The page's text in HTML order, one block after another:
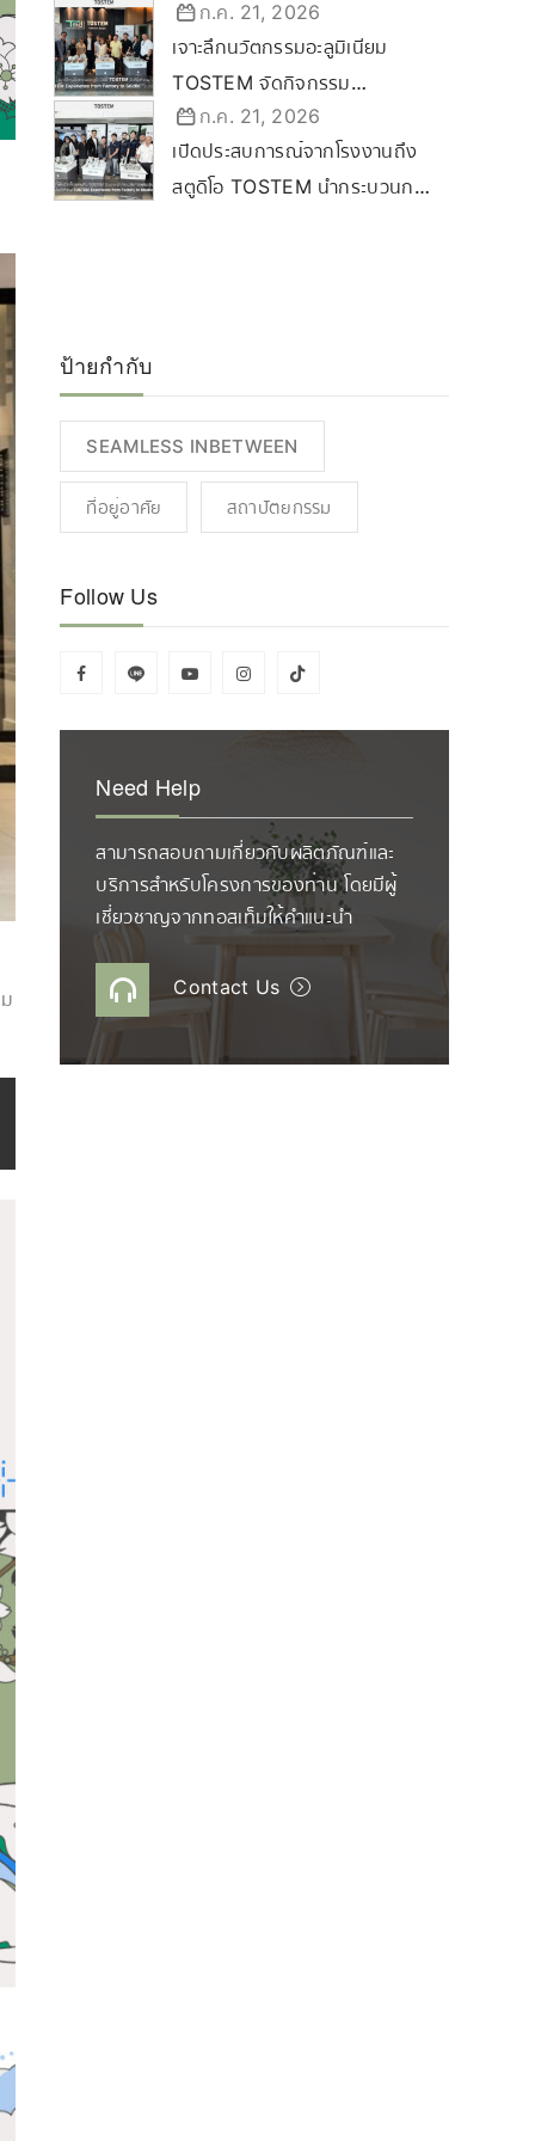
Certified Dealer Ceremony
2569 ขับเคลื่อนกลยุทธ์ลุยตลาด
Commercial & Renovation
ก.ค. 21, 2026
เจาะลึกนวัตกรรมอะลูมิเนียม
TOSTEM จัดกิจกรรม
“TOSTEM Experience from
Factory to Studio” ที่
ขอนแก่น
ก.ค. 21, 2026
เปิดประสบการณ์จากโรงงานถึง
สตูดิโอ TOSTEM นำกระบวนการ
ป้ายกำกับ
SEAMLESS INBETWEEN
ที่อยู่อาศัย สถาปัตยกรรม
Follow Us
Need Help
สามารถสอบถามเกี่ยวกับผลิตภัณฑ์และ
บริการสำหรับโครงการของท่าน โดยมีผู้
เชี่ยวชาญจากทอสเท็มให้คำแนะนำ
Contact Us